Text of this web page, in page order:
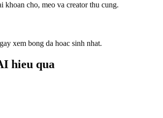
cho, meo va creator thu cung.
xem bong da hoac sinh nhat.
hieu qua